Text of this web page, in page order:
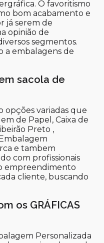
O favoritismo
bom acabamento e
já serem de
opinião de
segmentos.
a embalagens de
sacola de
opções variadas que
de Papel, Caixa de
Preto ,
e tambem
com profissionais
empreendimento
cliente, buscando
os GRÁFICAS
Personalizada